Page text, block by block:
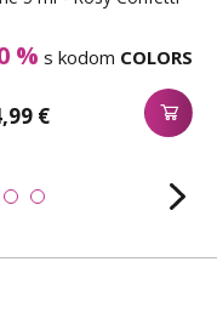
% s kodom COLORS
€